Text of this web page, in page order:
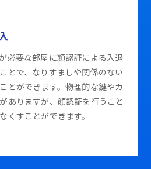
必要な部屋に顔認証による入退
とで、なりすましや関係のない
とができます。物理的な鍵やカ
ありますが、顔認証を行うこと
くすことができます。